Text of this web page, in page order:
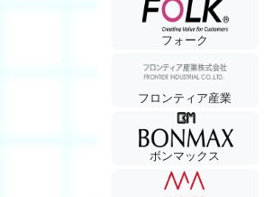
フォーク
フロンティア産業
ボンマックス